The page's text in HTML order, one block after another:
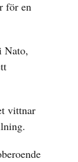
för en
Nato,
vittnar